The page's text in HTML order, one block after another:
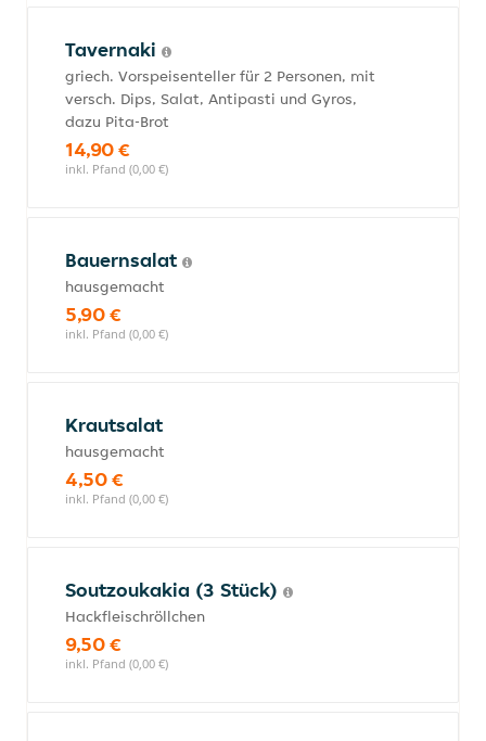
Tavernaki
griech. Vorspeisenteller für 2 Personen, mit
versch. Dips, Salat, Antipasti und Gyros,
dazu Pita-Brot
14,90 €
inkl. Pfand (0,00 €)
Bauernsalat
hausgemacht
5,90 €
inkl. Pfand (0,00 €)
Krautsalat
hausgemacht
4,50 €
inkl. Pfand (0,00 €)
Soutzoukakia (3 Stück)
Hackfleischröllchen
9,50 €
inkl. Pfand (0,00 €)